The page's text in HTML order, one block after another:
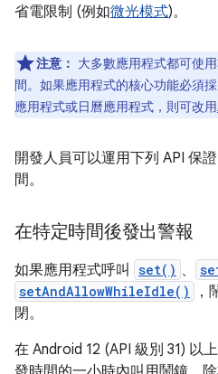
省電限制 (例如微光模式)。
注意： 大多數應用程式都可使
間。如果應用程式的核心功能必須
應用程式或日曆應用程式，則可改用
開發人員可以運用下列 API 保
間。
在特定時間後發出警報
如果應用程式呼叫 set() 、
setAndAllowWhileIdle()
，
閉。
在 Android 12 (API 級別 31) 以